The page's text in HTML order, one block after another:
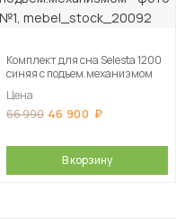
Комплект для сна Selesta 1200
синяя с подъем.механизмом
Цена
66 990 46 900
В корзину